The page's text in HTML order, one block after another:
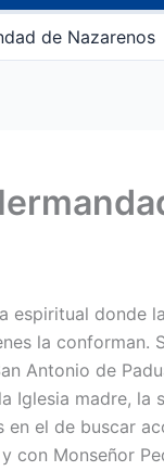
de Nazarenos
espiritual donde
la conforman.
Antonio de
Iglesia madre, la
en el de buscar
con Monseñor